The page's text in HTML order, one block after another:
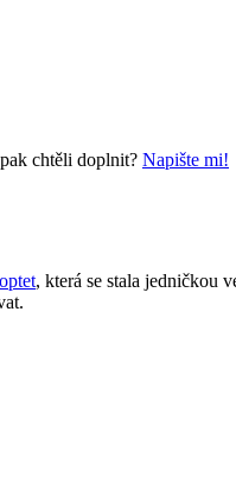
chtěli doplnit? Napište mi!
, která se stala jedničkou